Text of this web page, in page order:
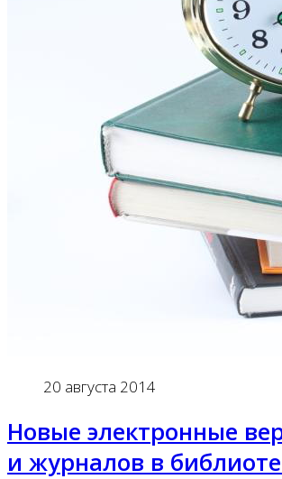
20 августа 2014
Новые электронные
и журналов в